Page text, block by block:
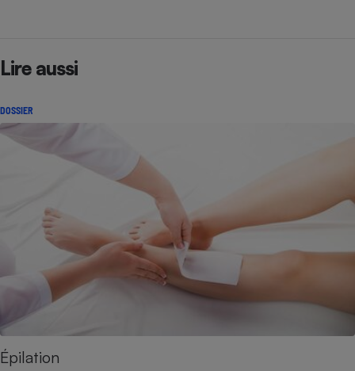
Lire aussi
DOSSIER
Épilation